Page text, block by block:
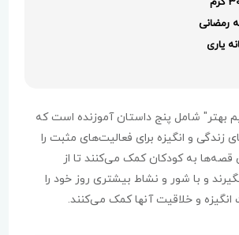
رمضانی
یاری
شامل پنج داستان آموزنده است که
زندگی و انگیزه برای فعالیت‌های مثبت را
به کودکان کمک می‌کنند تا از
و با شور و نشاط بیشتری روز خود را
انگیزه و خلاقیت آنها کمک می‌کنند.